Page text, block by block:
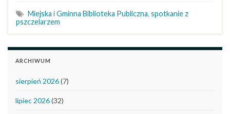
Miejska i Gminna Biblioteka Publiczna, spotkanie z
pszczelarzem
ARCHIWUM
sierpień 2026(7)
lipiec 2026(32)